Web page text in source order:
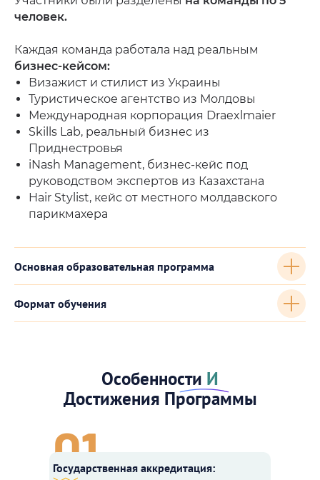
человек.
Каждая команда работала над реальным
бизнес-кейсом:
Визажист и стилист из Украины
Туристическое агентство из Молдовы
Международная корпорация Draexlmaier
Skills Lab, реальный бизнес из
Приднестровья
iNash Management, бизнес-кейс под
руководством экспертов из Казахстана
Hair Stylist, кейс от местного молдавского
парикмахера
Основная образовательная программа
Формат обучения
Особенности И
Достижения Программы
01
Государственная аккредитация: